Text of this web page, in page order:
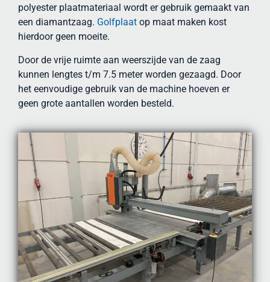
polyester plaatmateriaal wordt er gebruik gemaakt van
een diamantzaag. Golfplaat op maat maken kost
hierdoor geen moeite.
Door de vrije ruimte aan weerszijde van de zaag
kunnen lengtes t/m 7.5 meter worden gezaagd. Door
het eenvoudige gebruik van de machine hoeven er
geen grote aantallen worden besteld.